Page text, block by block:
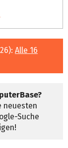
Alle 16
neuesten
Suche